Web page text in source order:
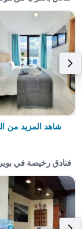
شاهد المزيد من
فنادق رخيصة في